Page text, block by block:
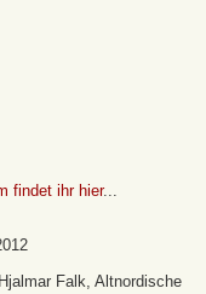
findet ihr hier...
Falk, Altnordische